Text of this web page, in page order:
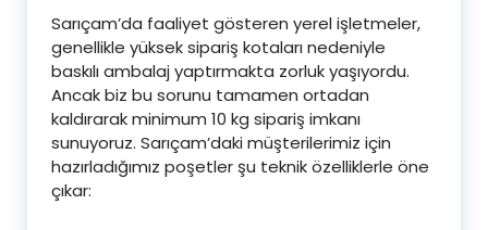
Sarıçam’da faaliyet gösteren yerel işletmeler,
genellikle yüksek sipariş kotaları nedeniyle
baskılı ambalaj yaptırmakta zorluk yaşıyordu.
Ancak biz bu sorunu tamamen ortadan
kaldırarak minimum 10 kg sipariş imkanı
sunuyoruz. Sarıçam’daki müşterilerimiz için
hazırladığımız poşetler şu teknik özelliklerle öne
çıkar: